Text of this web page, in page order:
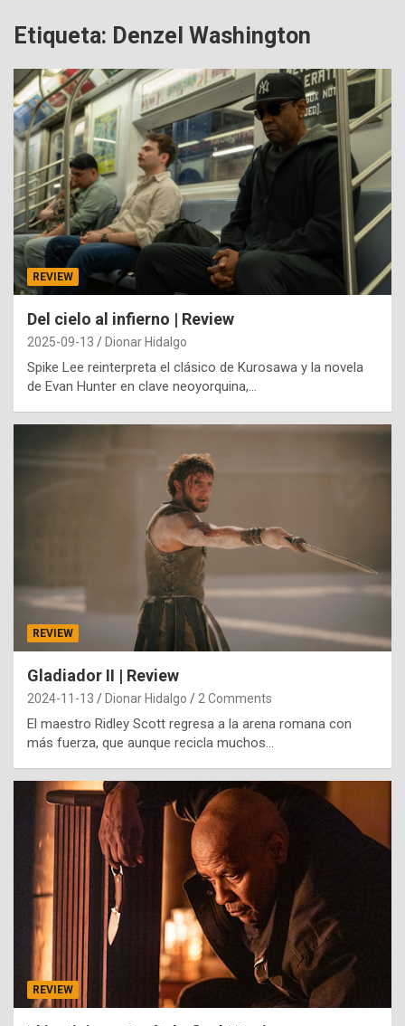
Etiqueta: Denzel Washington
REVIEW
Del cielo al infierno | Review
2025-09-13 Dionar Hidalgo
Spike Lee reinterpreta el clásico de Kurosawa y la novela
de Evan Hunter en clave neoyorquina,…
REVIEW
Gladiador II | Review
2024-11-13 Dionar Hidalgo 2 Comments
El maestro Ridley Scott regresa a la arena romana con
más fuerza, que aunque recicla muchos…
REVIEW